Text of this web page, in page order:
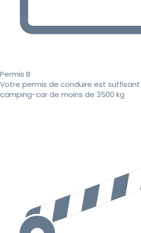
Permis B
Votre permis de conduire est
camping-car de moins de 3500 kg